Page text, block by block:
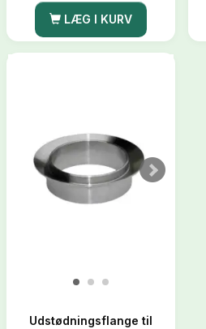
LÆG I KURV
Udstødningsflange til